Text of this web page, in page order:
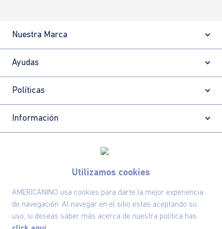
Utilizamos cookies
AMERICANINO usa cookies para darte la mejor experiencia
de navegación. Al navegar en el sitio estas aceptando su
uso, si deseas saber más acerca de nuestra política has
Nuestra Marca
Ayudas
Políticas
Información